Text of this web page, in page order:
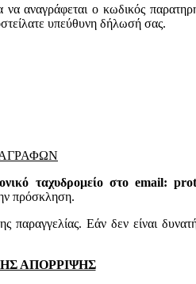
αναγράφεται ο κωδικός
υπεύθυνη δήλωσή σας.
ταχυδρομείο στο email:
πρόσκληση.
παραγγελίας. Εάν δεν είναι
ΑΠΟΡΡΙΨΗΣ